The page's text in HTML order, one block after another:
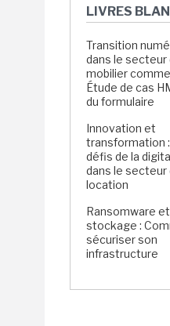
LIVRES
Transition
dans le secteur
mobilier
Étude de cas
du formulaire
Innovation et
transformation
défis de la
dans le secteur
location
Ransomware et
stockage :
sécuriser son
infrastructure